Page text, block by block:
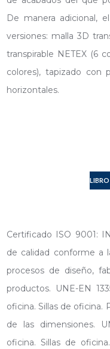
De manera adicional,
versiones: malla 3D
transpirable NETEX (6
colores), tapizado con
horizontales.
Certificado ISO 9001:
de calidad conforme a
procesos de diseño,
productos. UNE-EN
oficina. Sillas de oficina.
de las dimensiones.
oficina. Sillas de